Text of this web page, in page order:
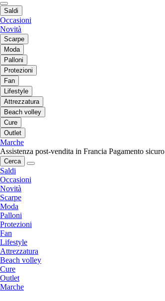
Saldi
Occasioni
Novità
Scarpe
Moda
Palloni
Protezioni
Fan
Lifestyle
Attrezzatura
Beach volley
Cure
Outlet
Marche
Assistenza post-vendita in Francia Pagamento sicuro
Cerca
Saldi
Occasioni
Novità
Scarpe
Moda
Palloni
Protezioni
Fan
Lifestyle
Attrezzatura
Beach volley
Cure
Outlet
Marche